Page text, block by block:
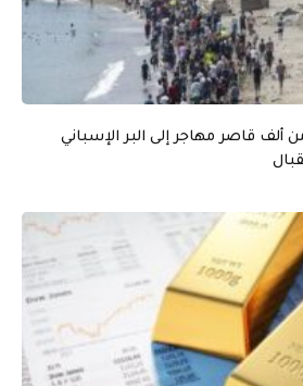
ألف قاصر مهاجر إلى البر الإسباني